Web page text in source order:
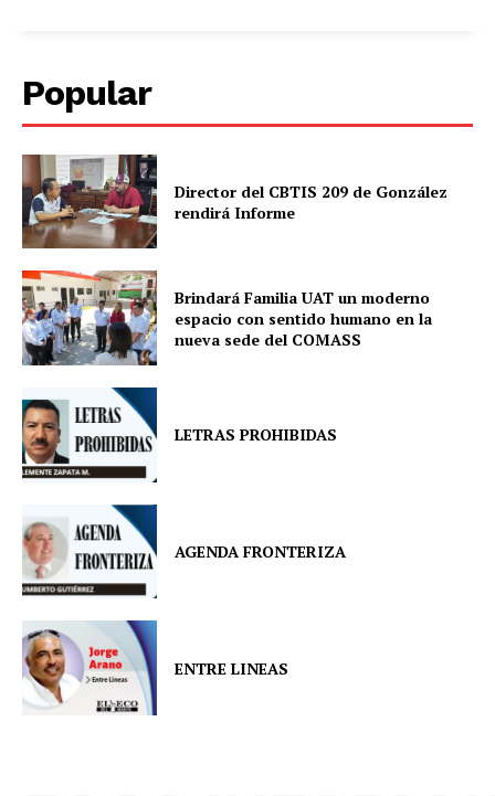
Popular
Director del CBTIS 209 de González
rendirá Informe
Brindará Familia UAT un moderno
espacio con sentido humano en la
nueva sede del COMASS
LETRAS PROHIBIDAS
AGENDA FRONTERIZA
ENTRE LINEAS